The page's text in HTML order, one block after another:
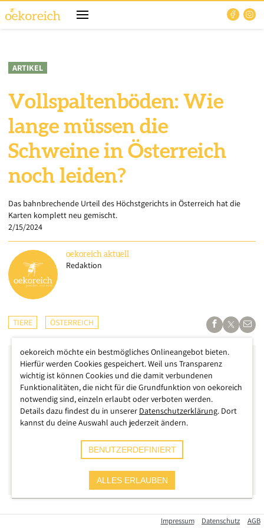
ARTIKEL
Vollspaltenböden: Wie
lange müssen die
Schweine in Österreich
noch leiden?
Das bahnbrechende Urteil des Höchstgerichts in Österreich hat die
Karten komplett neu gemischt.
2/15/2024
oekoreich aktuell
Redaktion
TIERE ÖSTERREICH
Das bahnbrechende Urteil des Höchstgerichts in Österreich
Impressum Datenschutz AGB
oekoreich möchte ein bestmögliches Onlineangebot bieten.
Hierfür werden Cookies gespeichert. Weil uns Transparenz
wichtig ist können Cookies und die damit verbundenen
Funktionalitäten, die nicht für die Grundfunktion von oekoreich
notwendig sind, einzeln erlaubt oder verboten werden.
Details dazu findest du in unserer Datenschutzerklärung. Dort
kannst du deine Auswahl auch jederzeit ändern.
BENUTZERDEFINIERT
ALLES ERLAUBEN